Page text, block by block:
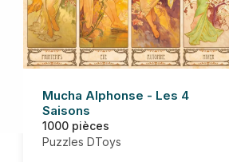
Mucha Alphonse - Les 4
Saisons
1000 pièces
Puzzles DToys